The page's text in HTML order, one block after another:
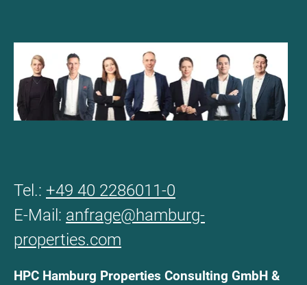
Tel.: +49 40 2286011-0
E-Mail: anfrage@hamburg-
properties.com
HPC Hamburg Properties Consulting GmbH &